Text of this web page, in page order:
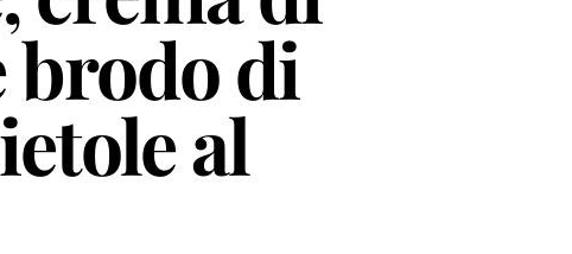
brodo di
al